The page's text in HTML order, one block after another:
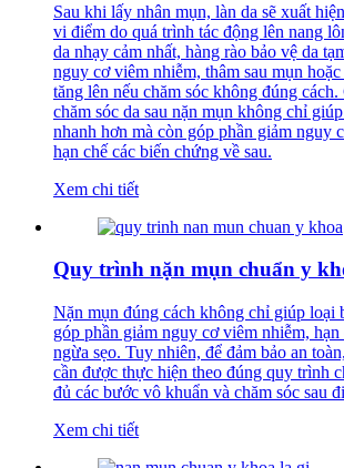
Sau khi lấy nhân mụn, làn da sẽ xuất
vi điểm do quá trình tác động lên nang
da nhạy cảm nhất, hàng rào bảo vệ da
nguy cơ viêm nhiễm, thâm sau mụn
tăng lên nếu chăm sóc không đúng
chăm sóc da sau nặn mụn không chỉ
nhanh hơn mà còn góp phần giảm nguy
hạn chế các biến chứng về sau.
Xem chi tiết
Quy trình nặn mụn chuẩn y
Nặn mụn đúng cách không chỉ giúp loại
góp phần giảm nguy cơ viêm nhiễm, hạn
ngừa sẹo. Tuy nhiên, để đảm bảo an
cần được thực hiện theo đúng quy trình
đủ các bước vô khuẩn và chăm sóc sau
Xem chi tiết